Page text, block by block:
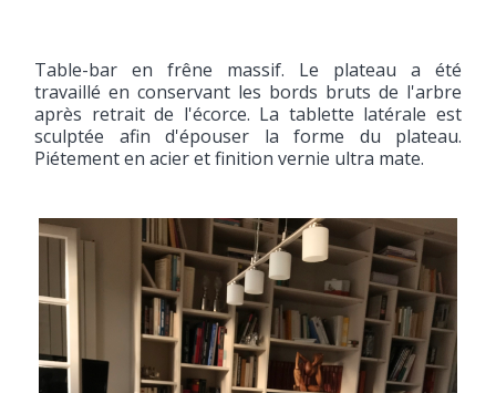
Table-bar en frêne massif. Le plateau a été
travaillé en conservant les bords bruts de l'arbre
après retrait de l'écorce. La tablette latérale est
sculptée afin d'épouser la forme du plateau.
Piétement en acier et finition vernie ultra mate.